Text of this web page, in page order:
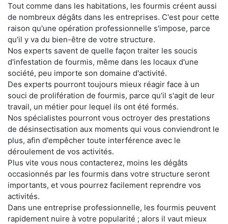
Tout comme dans les habitations, les fourmis créent aussi
de nombreux dégâts dans les entreprises. C'est pour cette
raison qu'une opération professionnelle s'impose, parce
qu'il y va du bien-être de votre structure.
Nos experts savent de quelle façon traiter les soucis
d'infestation de fourmis, même dans les locaux d'une
société, peu importe son domaine d'activité.
Des experts pourront toujours mieux réagir face à un
souci de prolifération de fourmis, parce qu'il s'agit de leur
travail, un métier pour lequel ils ont été formés.
Nos spécialistes pourront vous octroyer des prestations
de désinsectisation aux moments qui vous conviendront le
plus, afin d'empêcher toute interférence avec le
déroulement de vos activités.
Plus vite vous nous contacterez, moins les dégâts
occasionnés par les fourmis dans votre structure seront
importants, et vous pourrez facilement reprendre vos
activités.
Dans une entreprise professionnelle, les fourmis peuvent
rapidement nuire à votre popularité ; alors il vaut mieux